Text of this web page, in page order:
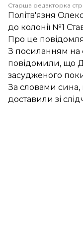
Старша редакторка
Політв'язня
до колонії №1
Про це
З посиланням на
повідомили, що
засудженого
За словами сина,
доставили зі